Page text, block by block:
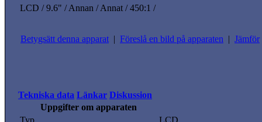
LCD / 9.6" / Annan / Annat / 450:1 /
Betygsätt denna apparat | Föreslå en bild på apparaten | Jämför
Tekniska data Länkar Diskussion
Uppgifter om apparaten
Typ
LCD